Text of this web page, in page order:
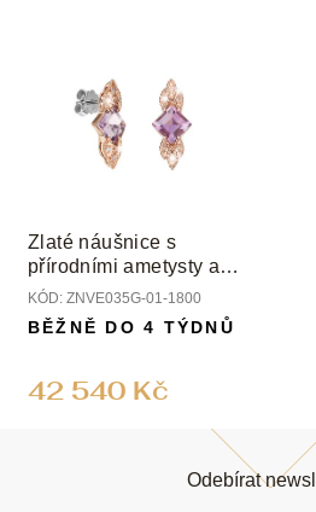
Zlaté náušnice s
přírodními ametysty a
diamanty
KÓD: ZNVE035G-01-1800
42 540 Kč
BĚŽNĚ DO 4 TÝDNŮ
Odebírat